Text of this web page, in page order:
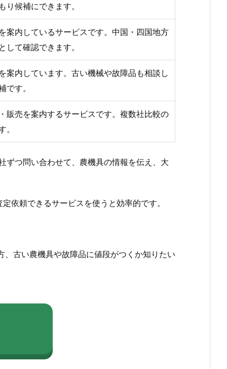
り候補にできます。
案内しているサービスです。中国・四国地方
して確認できます。
案内しています。古い機械や故障品も相談し
です。
販売を案内するサービスです。複数社比較の
。
ずつ問い合わせて、農機具の情報を伝え、大
依頼できるサービスを使うと効率的です。
古い農機具や故障品に値段がつくか知りたい